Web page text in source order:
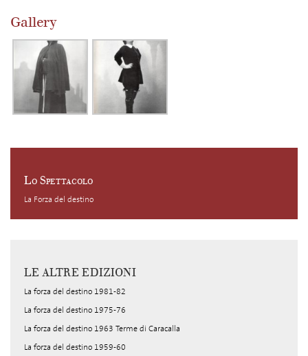
Gallery
Lo Spettacolo
La Forza del destino
LE ALTRE EDIZIONI
La forza del destino 1981-82
La forza del destino 1975-76
La forza del destino 1963 Terme di Caracalla
La forza del destino 1959-60